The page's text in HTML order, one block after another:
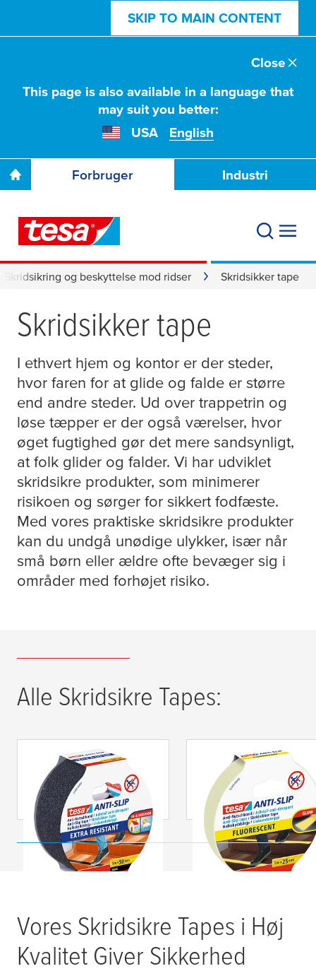
SKIP TO MAIN CONTENT
This page is also available in a language that
may suit you better:
USA
English
Close
Forbruger Industri
Skridsikring og beskyttelse mod ridser Skridsikker tape
Skridsikker tape
I ethvert hjem og kontor er der steder,
hvor faren for at glide og falde er større
end andre steder. Ud over trappetrin og
løse tæpper er der også værelser, hvor
øget fugtighed gør det mere sandsynligt,
at folk glider og falder. Vi har udviklet
skridsikre produkter, som minimerer
risikoen og sørger for sikkert fodfæste.
Med vores praktiske skridsikre produkter
kan du undgå unødige ulykker, især når
små børn eller ældre ofte bevæger sig i
områder med forhøjet risiko.
Alle Skridsikre Tapes:
tesa® Anti-slip
Skridsikker tape
tesa® Skridsikker
fluorescerende
Vores Skridsikre Tapes i Høj
Kvalitet Giver Sikkerhed